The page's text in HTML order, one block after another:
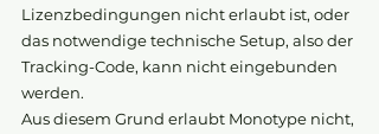
Lizenzbedingungen nicht erlaubt ist, oder
das notwendige technische Setup, also der
Tracking-Code, kann nicht eingebunden
werden.
Aus diesem Grund erlaubt Monotype nicht,